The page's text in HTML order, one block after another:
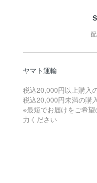
ヤマト運輸
税込20,000円以上購入
税込20,000円未満の購
※最短でお届けをご希
力ください